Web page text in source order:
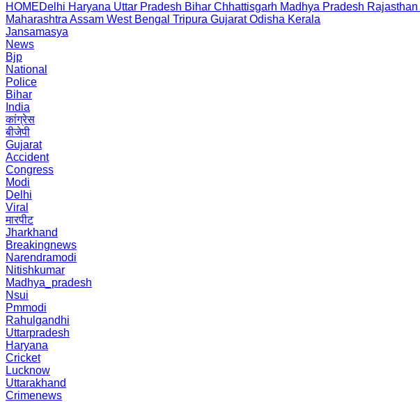
HOMEDelhi Haryana Uttar Pradesh Bihar Chhattisgarh Madhya Pradesh Rajasthan
Maharashtra Assam West Bengal Tripura Gujarat Odisha Kerala
Jansamasya
News
Bjp
National
Police
Bihar
India
कांग्रेस
बीजेपी
Gujarat
Accident
Congress
Modi
Delhi
Viral
मारपीट
Jharkhand
Breakingnews
Narendramodi
Nitishkumar
Madhya_pradesh
Nsui
Pmmodi
Rahulgandhi
Uttarpradesh
Haryana
Cricket
Lucknow
Uttarakhand
Crimenews